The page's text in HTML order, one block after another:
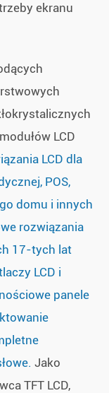
ekranu
LCD
LCD dla
POS,
domu i innych
rozwiązania
17-tych lat
LCD i
panele
Jako
TFT LCD,